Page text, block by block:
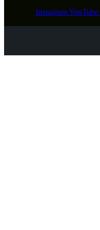
InstagramYouTube